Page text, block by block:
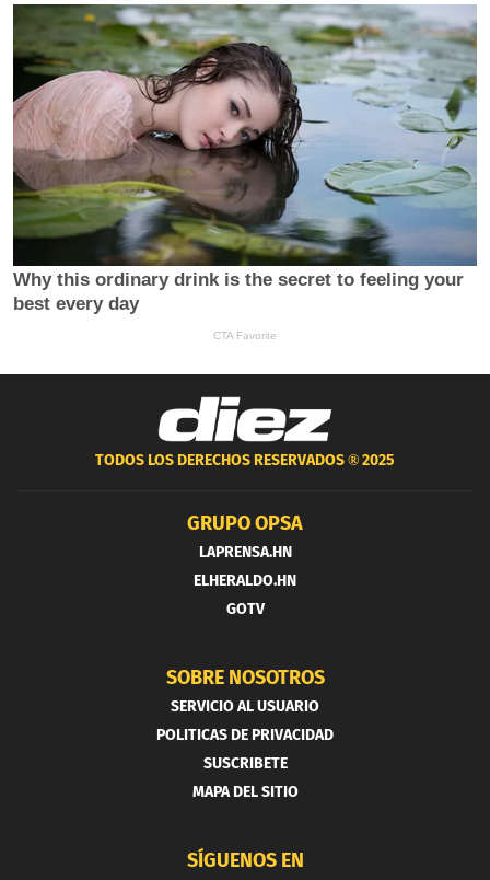
TODOS LOS DERECHOS RESERVADOS ®2025
GRUPO OPSA
LAPRENSA.HN
ELHERALDO.HN
GOTV
SOBRE NOSOTROS
SERVICIO AL USUARIO
POLITICAS DE PRIVACIDAD
SUSCRIBETE
MAPA DEL SITIO
SÍGUENOS EN